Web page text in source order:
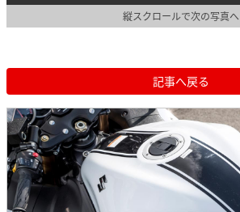
縦スクロールで次の写真へ
記事へ戻る